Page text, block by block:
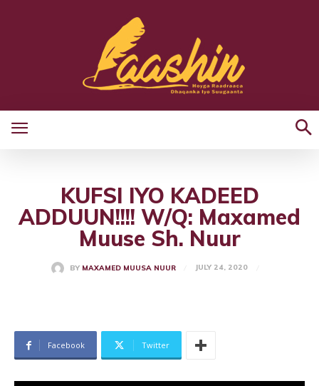
KUFSI IYO KADEED
ADDUUN!!!! W/Q: Maxamed
Muuse Sh. Nuur
BY MAXAMED MUUSA NUUR JULY 24, 2020
Facebook Twitter